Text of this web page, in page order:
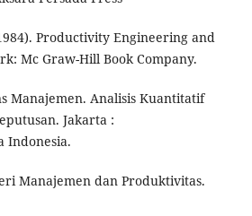
Productivity Engineering and
Mc Graw-Hill Book Company.
Manajemen. Analisis Kuantitatif
Jakarta :
Indonesia.
Manajemen dan Produktivitas.